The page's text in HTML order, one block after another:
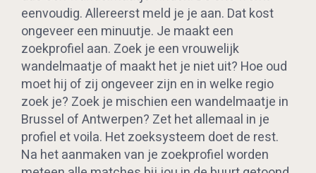
eenvoudig. Allereerst meld je je aan. Dat kost
ongeveer een minuutje. Je maakt een
zoekprofiel aan. Zoek je een vrouwelijk
wandelmaatje of maakt het je niet uit? Hoe oud
moet hij of zij ongeveer zijn en in welke regio
zoek je? Zoek je mischien een wandelmaatje in
Brussel of Antwerpen? Zet het allemaal in je
profiel et voila. Het zoeksysteem doet de rest.
Na het aanmaken van je zoekprofiel worden